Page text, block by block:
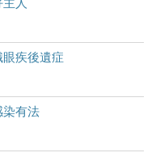
疾後遺症
染有法